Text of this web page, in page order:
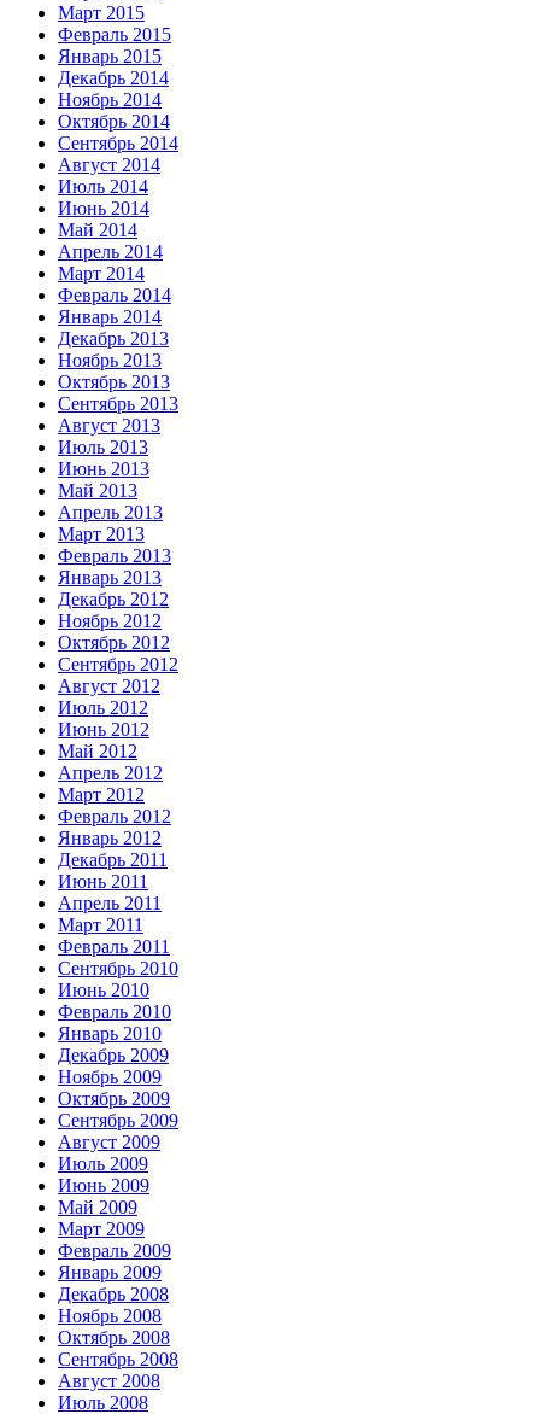
Март 2015
Февраль 2015
Январь 2015
Декабрь 2014
Ноябрь 2014
Октябрь 2014
Сентябрь 2014
Август 2014
Июль 2014
Июнь 2014
Май 2014
Апрель 2014
Март 2014
Февраль 2014
Январь 2014
Декабрь 2013
Ноябрь 2013
Октябрь 2013
Сентябрь 2013
Август 2013
Июль 2013
Июнь 2013
Май 2013
Апрель 2013
Март 2013
Февраль 2013
Январь 2013
Декабрь 2012
Ноябрь 2012
Октябрь 2012
Сентябрь 2012
Август 2012
Июль 2012
Июнь 2012
Май 2012
Апрель 2012
Март 2012
Февраль 2012
Январь 2012
Декабрь 2011
Июнь 2011
Апрель 2011
Март 2011
Февраль 2011
Сентябрь 2010
Июнь 2010
Февраль 2010
Январь 2010
Декабрь 2009
Ноябрь 2009
Октябрь 2009
Сентябрь 2009
Август 2009
Июль 2009
Июнь 2009
Май 2009
Март 2009
Февраль 2009
Январь 2009
Декабрь 2008
Ноябрь 2008
Октябрь 2008
Сентябрь 2008
Август 2008
Июль 2008